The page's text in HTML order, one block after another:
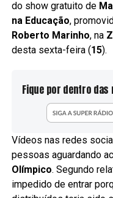
do show gratuito de
na Educação,
Roberto Marinho, na
desta sexta-feira (15).
Fique por dentro
Vídeos nas redes
pessoas aguardando
Olímpico. Segundo
impedido de entrar